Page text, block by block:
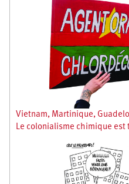
Vietnam, Martinique,
Le colonialisme chimique est